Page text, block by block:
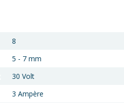
8
5 - 7 mm
30 Volt
3 Ampère